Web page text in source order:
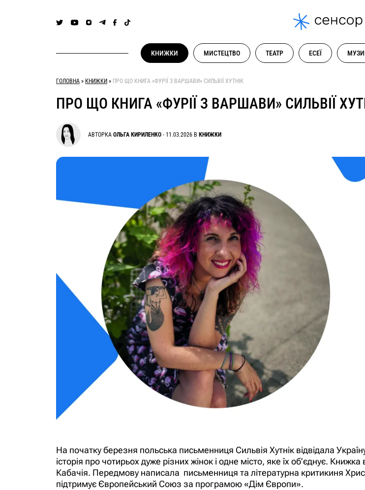
КНИЖКИ МИСТЕЦТВО ТЕАТР ЕСЕЇ
ГОЛОВНА » КНИЖКИ » ПРО ЩО КНИГА «ФУРІЇ З ВАРШАВИ» СИЛЬВІЇ ХУТНІК
ПРО ЩО КНИГА «ФУРІЇ З ВАРШАВИ» СИЛЬВІЇ
АВТОРКА ОЛЬГА КИРИЛЕНКО - 11.03.2026 В КНИЖКИ
На початку березня польська письменниця Сильвія Хутнік відвідала
історія про чотирьох дуже різних жінок і одне місто, яке їх об’єднує.
Кабачія. Передмову написала письменниця та літературна критикиня
підтримує Європейський Союз за програмою «Дім Європи».